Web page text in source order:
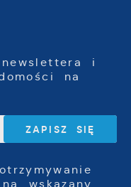
i
na
wskazany